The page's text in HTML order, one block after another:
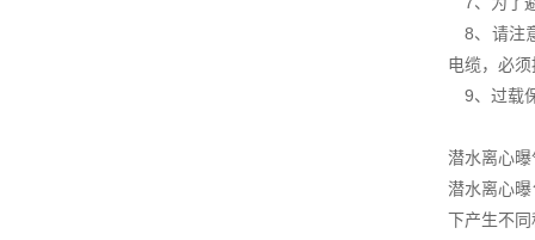
8、请注
电缆，必
9、过载
潜水离心
潜水离心
下产生不